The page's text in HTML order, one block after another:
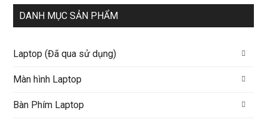
DANH MỤC SẢN PHẨM
Laptop (Đã qua sử dụng)
Màn hình Laptop
Bàn Phím Laptop